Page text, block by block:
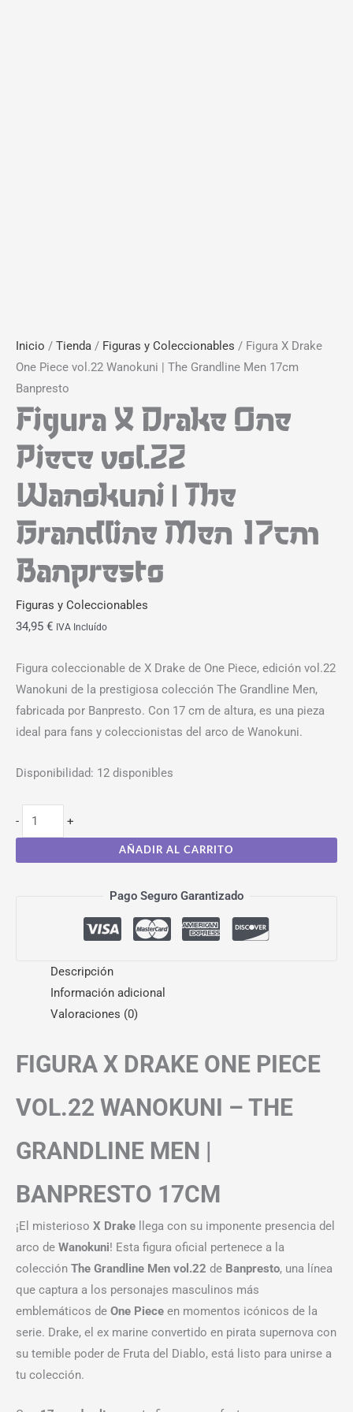
Inicio / Tienda / Figuras y Coleccionables / Figura X Drake
One Piece vol.22 Wanokuni | The Grandline Men 17cm
Banpresto
Figura X Drake One
Piece vol.22
Wanokuni | The
Grandline Men 17cm
Banpresto
Figuras y Coleccionables
34,95 € IVA Incluído
Figura coleccionable de X Drake de One Piece, edición vol.22
Wanokuni de la prestigiosa colección The Grandline Men,
fabricada por Banpresto. Con 17 cm de altura, es una pieza
ideal para fans y coleccionistas del arco de Wanokuni.
Disponibilidad: 12 disponibles
- +
AÑADIR AL CARRITO
Pago Seguro Garantizado
Descripción
Información adicional
Valoraciones (0)
FIGURA X DRAKE ONE PIECE
VOL.22 WANOKUNI – THE
GRANDLINE MEN |
BANPRESTO 17CM
¡El misterioso X Drake llega con su imponente presencia del
arco de Wanokuni! Esta figura oficial pertenece a la
colección The Grandline Men vol.22 de Banpresto, una línea
que captura a los personajes masculinos más
emblemáticos de One Piece en momentos icónicos de la
serie. Drake, el ex marine convertido en pirata supernova con
su temible poder de Fruta del Diablo, está listo para unirse a
tu colección.